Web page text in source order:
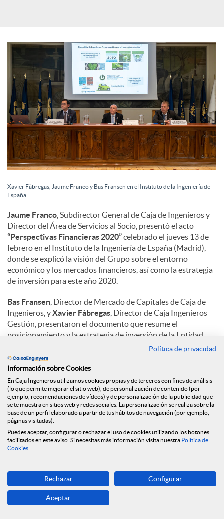
c
i
a
l
e
s
Xavier Fàbregas, Jaume Franco y Bas Fransen en el Instituto de la Ingeniería de
España.
Jaume Franco , Subdirector General de Caja de Ingenieros y
Director del Área de Servicios al Socio, presentó el acto
“Perspectivas Financieras 2020”celebrado el jueves 13 de
febrero en el Instituto de la Ingeniería de España (Madrid),
donde se explicó la visión del Grupo sobre el entorno
económico y los mercados financieros, así como la estrategia
de inversión para este año 2020.
Bas Fransen , Director de Mercado de Capitales de Caja de
Ingenieros, yXavier Fàbregas , Director de Caja Ingenieros
Gestión, presentaron el documento que resume el
posicionamiento y la estrategia de inversión de la Entidad
para 2020 y analiza los diferentes escenarios financieros y
factores de incertidumbre que estarán presentes durante
este año.
El acto sirvió para dar herramientas financieras a los socios
para poder tomar las mejores decisiones posibles, y se cerró
con una ronda de preguntas de los asistentes.
Este es el segundo encuentro del ciclo de conferencias que
empezó el 12 de febrero en Barcelona y se cerrará con una
sesión el 26 de febrero en el Colegio de Ingenieros
C
Política de privacidad
Información sobre Cookies
En Caja Ingenieros utilizamos cookies propias y de terceros con fines de análisis
(lo que permite mejorar el sitio web), de personalización de contenido (por
ejemplo, recomendaciones de vídeos) y de personalización de la publicidad que
se te muestra en sitios web y redes sociales. La personalización se realiza sobre la
base de un perfil elaborado a partir de tus hábitos de navegación (por ejemplo,
páginas visitadas).
Puedes aceptar, configurar o rechazar el uso de cookies utilizando los botones
facilitados en este aviso. Si necesitas más información visita nuestra Política de
Cookies
Rechazar Configurar
Aceptar